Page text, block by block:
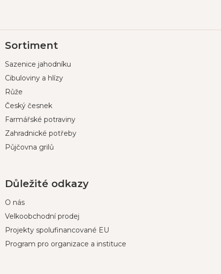
á
a
Sortiment
Sazenice jahodníku
Cibuloviny a hlízy
Růže
Český česnek
Farmářské potraviny
Zahradnické potřeby
Půjčovna grilů
Důležité odkazy
O nás
Velkoobchodní prodej
Projekty spolufinancované EU
Program pro organizace a instituce